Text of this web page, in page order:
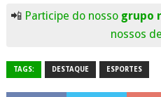
📲 Participe do nosso grupo
nossos
TAGS: DESTAQUE ESPORTES